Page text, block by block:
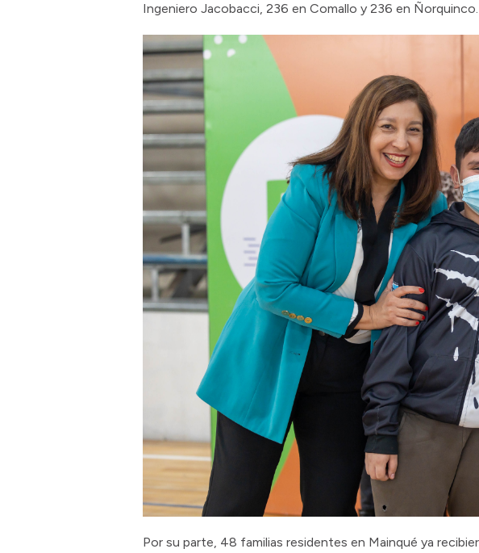
Ingeniero Jacobacci, 236 en Comallo y 236 en Ñorquinco.
Por su parte, 48 familias residentes en Mainqué ya